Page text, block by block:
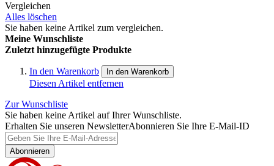
Vergleichen
Alles löschen
Sie haben keine Artikel zum vergleichen.
Meine Wunschliste
Zuletzt hinzugefügte Produkte
In den Warenkorb In den Warenkorb
Diesen Artikel entfernen
Zur Wunschliste
Sie haben keine Artikel auf Ihrer Wunschliste.
Erhalten Sie unseren NewsletterAbonnieren Sie Ihre E-Mail-ID
Abonnieren